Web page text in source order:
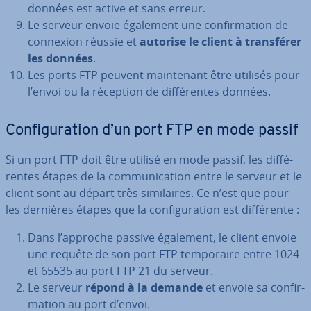
données est active et sans erreur.
Le serveur envoie également une con­fir­ma­tion de
connexion réussie etautorise le client à trans­fé­rer
les données.
Les ports FTP peuvent main­te­nant être utilisés pour
l’envoi ou la réception de dif­fé­rentes données.
Con­fi­gu­ra­tion d’un port FTP en mode passif
Si un port FTP doit être utilisé en mode passif, les dif­fé­
rentes étapes de la com­mu­ni­ca­tion entre le serveur et le
client sont au départ très si­mi­laires. Ce n’est que pour
les dernières étapes que la con­fi­gu­ra­tion est dif­fé­rente :
Dans l’approche passive également, le client envoie
une requête de son port FTP tem­po­raire entre 1024
et 65535 au port FTP 21 du serveur.
Le serveur répond à la demande et envoie sa con­fir­
ma­tion au port d’envoi.